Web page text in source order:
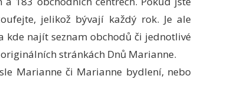
jelikož bývají každý rok. Je ale
najít seznam obchodů či jednotlivé
stránkách Dnů Marianne.
Marianne či Marianne bydlení, nebo